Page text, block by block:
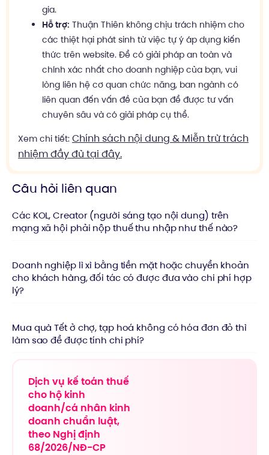
gia.
Hỗ trợ: Thuận Thiên không chịu trách nhiệm cho
các thiệt hại phát sinh từ việc tự ý áp dụng kiến
thức trên website. Để có giải pháp an toàn và
chính xác nhất cho doanh nghiệp của bạn, vui
lòng liên hệ cơ quan chức năng, ban ngành có
liên quan đến vấn đề của bạn để được tư vấn
chuyên sâu và có giải pháp cụ thể.
Xem chi tiết: Chính sách nội dung & Miễn trừ trách
nhiệm đầy đủ tại đây.
Câu hỏi liên quan
Các KOL, Creator (người sáng tạo nội dung) trên
mạng xã hội phải nộp thuế thu nhập như thế nào?
Doanh nghiệp lì xì bằng tiền mặt hoặc chuyển khoản
cho khách hàng, đối tác có được đưa vào chi phí hợp
lý?
Mua quà Tết ở chợ, tạp hoá không có hóa đơn đỏ thì
làm sao để được tính chi phí?
Dịch vụ kế toán thuế
cho hộ kinh
doanh/cá nhân kinh
doanh chuẩn luật,
theo Nghị định
68/2026/NĐ-CP